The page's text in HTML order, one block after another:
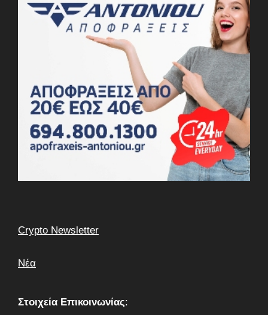
Crypto Newsletter
Νέα
Στοιχεία Επικοινωνίας: